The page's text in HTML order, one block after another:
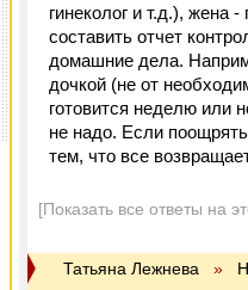
гинеколог и т.д.), жена
составить отчет
домашние дела.
дочкой (не от
готовится неделю или
не надо. Если
тем, что все
[Показать все ответы на
Татьяна Лежнева »